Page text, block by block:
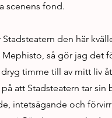
scenens fond.
Stadsteatern den här
Mephisto, så gör jag det
timme till av mitt liv
att Stadsteatern tar
intetsägande och